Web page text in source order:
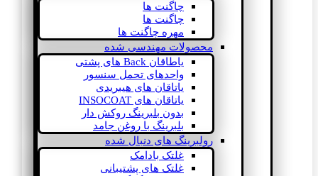
چاگنت ها
چاگنت ها
مهره چاگنت ها
محصولات مهندسی شده
یاطاقان Back های پشتی
واحدهای تحمل سنسور
یاتاقان های هیبریدی
یاتاقان های INSOCOAT
بدون بلبرینگ روکش دار
بلبرینگ با روغن جامد
رولبرینگ های دنبال شده
غلتک بادامک
غلتک های پشتیبانی